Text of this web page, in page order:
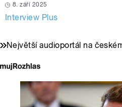
8. září 2025
Interview Plus
Největší audioportál na